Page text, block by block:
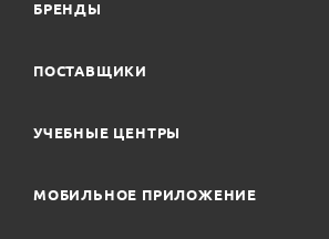
БРЕНДЫ
ПОСТАВЩИКИ
УЧЕБНЫЕ ЦЕНТРЫ
МОБИЛЬНОЕ ПРИЛОЖЕНИЕ